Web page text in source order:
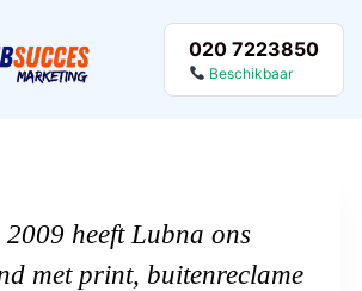
020 7223850
Beschikbaar
2009 heeft Lubna ons
met print, buitenreclame